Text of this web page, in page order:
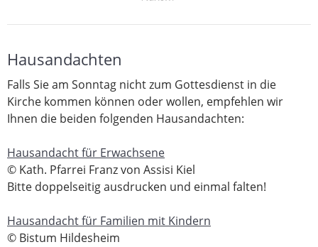
Hausandachten
Falls Sie am Sonntag nicht zum Gottesdienst in die
Kirche kommen können oder wollen, empfehlen wir
Ihnen die beiden folgenden Hausandachten:
Hausandacht für Erwachsene
© Kath. Pfarrei Franz von Assisi Kiel
Bitte doppelseitig ausdrucken und einmal falten!
Hausandacht für Familien mit Kindern
© Bistum Hildesheim